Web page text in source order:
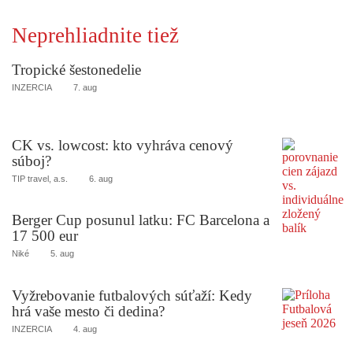
Neprehliadnite tiež
Tropické šestonedelie
INZERCIA 7. aug
CK vs. lowcost: kto vyhráva cenový
súboj?
TIP travel, a.s. 6. aug
Berger Cup posunul latku: FC Barcelona a
17 500 eur
Niké 5. aug
Vyžrebovanie futbalových súťaží: Kedy
hrá vaše mesto či dedina?
INZERCIA 4. aug